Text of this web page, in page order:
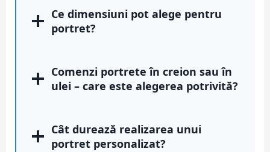
Ce dimensiuni pot alege pentru
portret?
Comenzi portrete în creion sau în
ulei – care este alegerea potrivită?
Cât durează realizarea unui
portret personalizat?